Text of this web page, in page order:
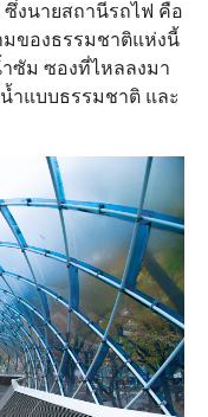
งนายสถานีรถไฟ คือ
มของธรรมชาติแห่งนี้
ำซัม ซองที่ไหลลงมา
ำแบบธรรมชาติ และ